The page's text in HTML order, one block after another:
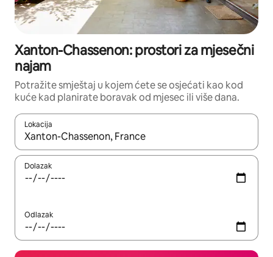
Xanton-Chassenon: prostori za mjesečni
najam
Potražite smještaj u kojem ćete se osjećati kao kod
kuće kad planirate boravak od mjesec ili više dana.
Lokacija
Kada budu dostupni rezultati, moći ćete ih pregledati
Dolazak
Odlazak